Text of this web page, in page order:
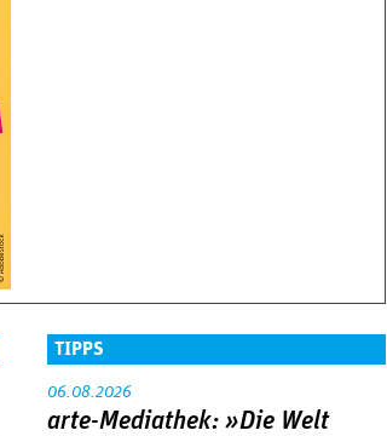
TIPPS
06.08.2026
arte-Mediathek: »Die Welt